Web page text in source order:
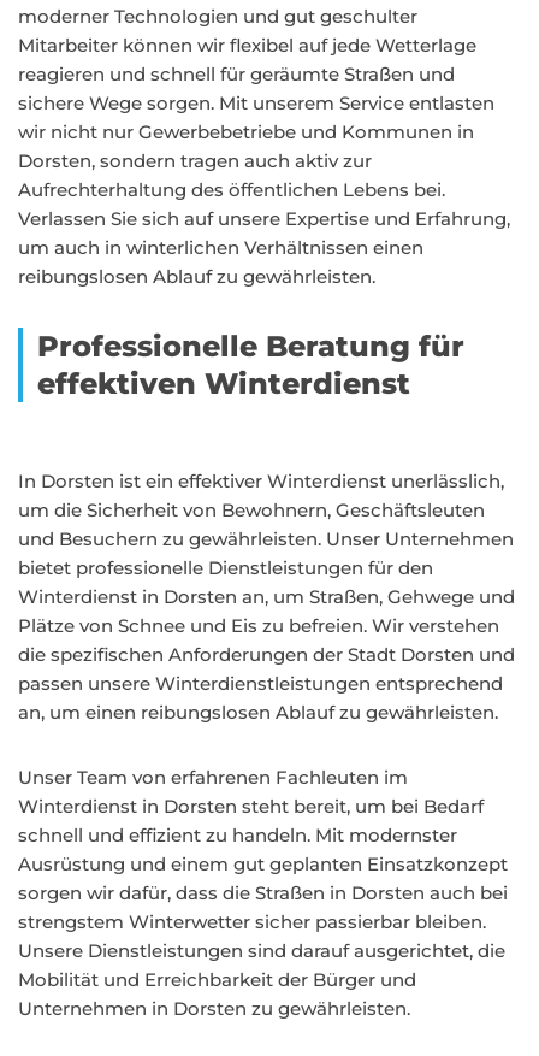
moderner Technologien und gut geschulter
Mitarbeiter können wir flexibel auf jede Wetterlage
reagieren und schnell für geräumte Straßen und
sichere Wege sorgen. Mit unserem Service entlasten
wir nicht nur Gewerbebetriebe und Kommunen in
Dorsten, sondern tragen auch aktiv zur
Aufrechterhaltung des öffentlichen Lebens bei.
Verlassen Sie sich auf unsere Expertise und Erfahrung,
um auch in winterlichen Verhältnissen einen
reibungslosen Ablauf zu gewährleisten.
Professionelle Beratung für
effektiven Winterdienst
In Dorsten ist ein effektiver Winterdienst unerlässlich,
um die Sicherheit von Bewohnern, Geschäftsleuten
und Besuchern zu gewährleisten. Unser Unternehmen
bietet professionelle Dienstleistungen für den
Winterdienst in Dorsten an, um Straßen, Gehwege und
Plätze von Schnee und Eis zu befreien. Wir verstehen
die spezifischen Anforderungen der Stadt Dorsten und
passen unsere Winterdienstleistungen entsprechend
an, um einen reibungslosen Ablauf zu gewährleisten.
Unser Team von erfahrenen Fachleuten im
Winterdienst in Dorsten steht bereit, um bei Bedarf
schnell und effizient zu handeln. Mit modernster
Ausrüstung und einem gut geplanten Einsatzkonzept
sorgen wir dafür, dass die Straßen in Dorsten auch bei
strengstem Winterwetter sicher passierbar bleiben.
Unsere Dienstleistungen sind darauf ausgerichtet, die
Mobilität und Erreichbarkeit der Bürger und
Unternehmen in Dorsten zu gewährleisten.